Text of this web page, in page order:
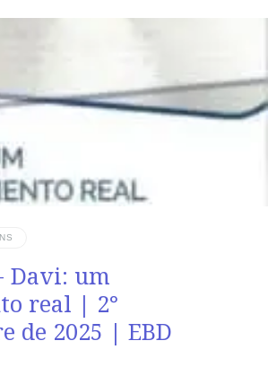
estava reservada, mantendo-se
LEITURA SEMANAL SEGUNDA –
Davi: um
real | 2°
de 2025 | EBD